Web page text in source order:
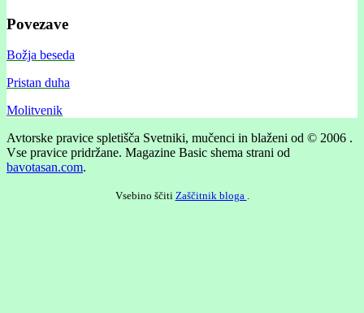
Povezave
Božja beseda
Pristan duha
Molitvenik
Avtorske pravice spletišča Svetniki, mučenci in blaženi od © 2006 .
Vse pravice pridržane. Magazine Basic shema strani od
bavotasan.com.
Vsebino ščiti Zaščitnik bloga .